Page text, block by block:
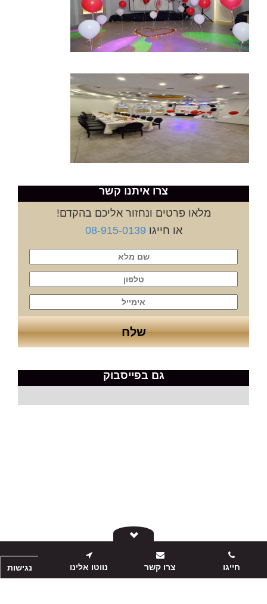
צרו איתנו קשר
מלאו פרטים ונחזור אליכם בהקדם!
או חייגו 08-915-0139
גם בפייסבוק
חייגו צרו קשר נווטו אלינו נגישות